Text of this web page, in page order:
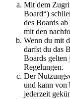
Mit dem
Board“)
des Boards
mit den
Wenn du mit
darfst du das
Boards gelten
Regelungen.
Der
und kann von
jederzeit